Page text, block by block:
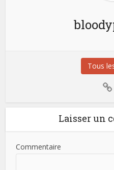
Tous
Laisser un
Commentaire